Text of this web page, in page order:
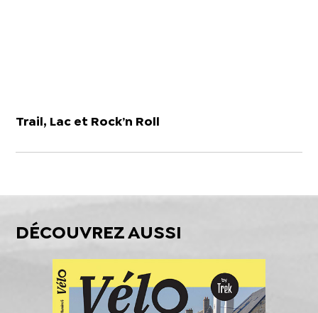
Trail, Lac et Rock’n Roll
DÉCOUVREZ AUSSI